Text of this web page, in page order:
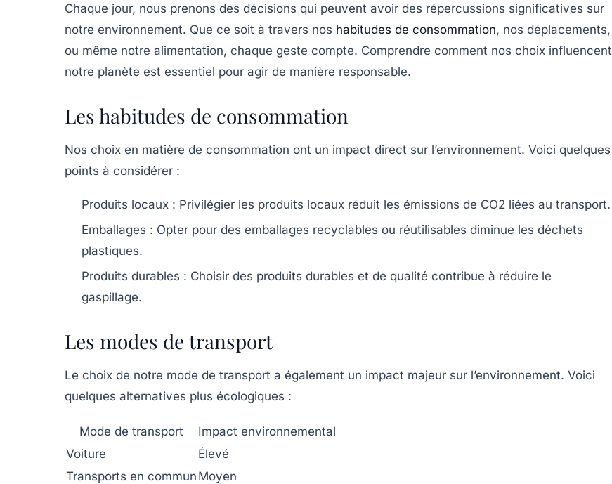
Chaque jour, nous prenons des décisions qui peuvent avoir des répercussions significatives sur
notre environnement. Que ce soit à travers nos habitudes de consommation, nos déplacements,
ou même notre alimentation, chaque geste compte. Comprendre comment nos choix influencent
notre planète est essentiel pour agir de manière responsable.
Les habitudes de consommation
Nos choix en matière de consommation ont un impact direct sur l’environnement. Voici quelques
points à considérer :
Produits locaux : Privilégier les produits locaux réduit les émissions de CO2 liées au transport.
Emballages : Opter pour des emballages recyclables ou réutilisables diminue les déchets
plastiques.
Produits durables : Choisir des produits durables et de qualité contribue à réduire le
gaspillage.
Les modes de transport
Le choix de notre mode de transport a également un impact majeur sur l’environnement. Voici
quelques alternatives plus écologiques :
Mode de transport
Impact environnemental
Voiture
Élevé
Transports en commun Moyen